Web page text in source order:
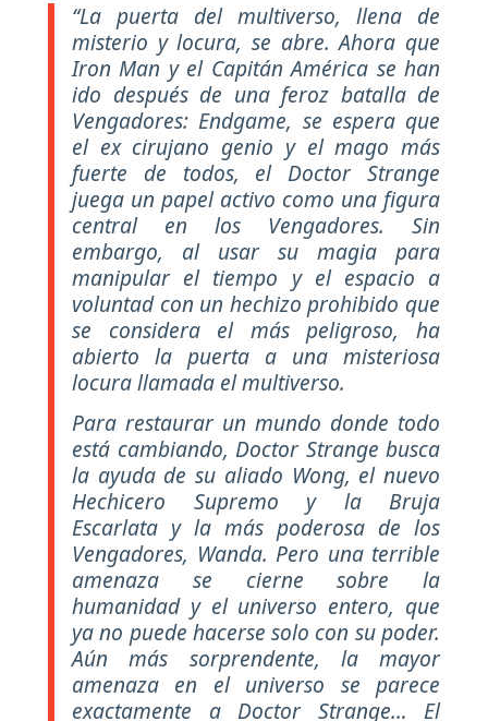
“La puerta del multiverso, llena de
misterio y locura, se abre. Ahora que
Iron Man y el Capitán América se han
ido después de una feroz batalla de
Vengadores: Endgame, se espera que
el ex cirujano genio y el mago más
fuerte de todos, el Doctor Strange
juega un papel activo como una figura
central en los Vengadores. Sin
embargo, al usar su magia para
manipular el tiempo y el espacio a
voluntad con un hechizo prohibido que
se considera el más peligroso, ha
abierto la puerta a una misteriosa
locura llamada el multiverso.
Para restaurar un mundo donde todo
está cambiando, Doctor Strange busca
la ayuda de su aliado Wong, el nuevo
Hechicero Supremo y la Bruja
Escarlata y la más poderosa de los
Vengadores, Wanda. Pero una terrible
amenaza se cierne sobre la
humanidad y el universo entero, que
ya no puede hacerse solo con su poder.
Aún más sorprendente, la mayor
amenaza en el universo se parece
exactamente a Doctor Strange… El